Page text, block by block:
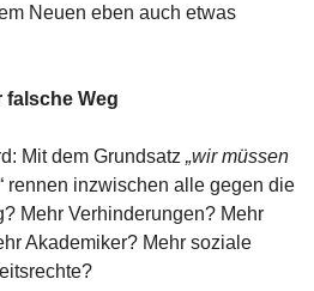
Neuen eben auch etwas
falsche Weg
Mit dem Grundsatz „wir müssen
rennen inzwischen alle gegen die
Mehr Verhinderungen? Mehr
Akademiker? Mehr soziale